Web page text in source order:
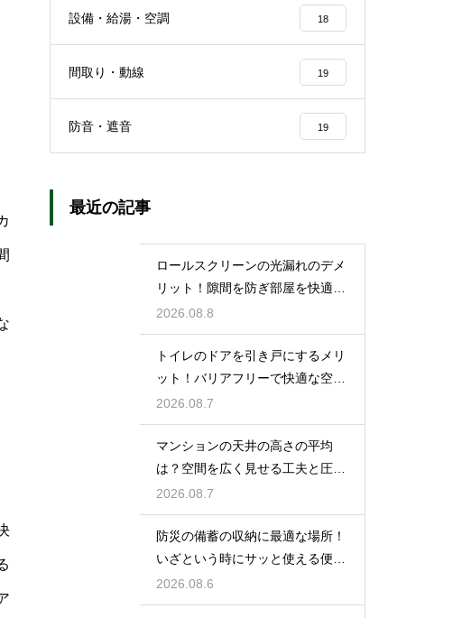
設備・給湯・空調 18
間取り・動線 19
防音・遮音 19
最近の記事
ロールスクリーンの光漏れのデメ
リット！隙間を防ぎ部屋を快適に
する対策法
2026.08.8
トイレのドアを引き戸にするメリ
ット！バリアフリーで快適な空間
の作り方
2026.08.7
マンションの天井の高さの平均
は？空間を広く見せる工夫と圧迫
感を無くす技
2026.08.7
防災の備蓄の収納に最適な場所！
いざという時にサッと使える便利
ストック術
2026.08.6